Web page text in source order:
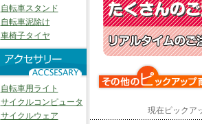
自転車スタンド
自転車泥除け
車椅子タイヤ
自転車用ライト
サイクルコンピュータ
サイクルウェア
現在ピックア